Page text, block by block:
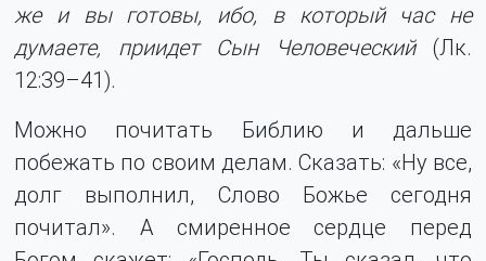
же и вы готовы, ибо, в который час не
думаете, приидет Сын Человеческий(Лк.
12:39–41).
Можно почитать Библию и дальше
побежать по своим делам. Сказать: «Ну все,
долг выполнил, Слово Божье сегодня
почитал». А смиренное сердце перед